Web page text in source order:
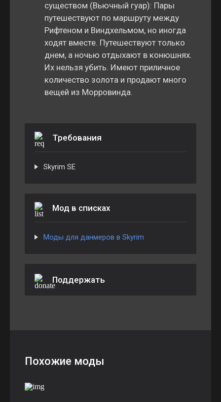
существом (Вьючный гуар): Пары
путешествуют по маршруту между
Рифтеном и Виндхельмом, но иногда
ходят вместе. Путешествуют только
днем, а ночью отдыхают в конюшнях.
Их нельзя убить. Имеют приличное
количество золота и продают много
вещей из Морровинда.
Требования
Skyrim SE
Мод в списках
Моды для данмеров в Skyrim
Поддержать
Похожие моды